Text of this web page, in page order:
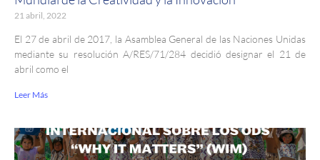
21 abril, 2022
El 27 de abril de 2017, la Asamblea General de las Naciones Unidas
mediante su resolución A/RES/71/284 decidió designar el 21 de
abril como el
Leer Más